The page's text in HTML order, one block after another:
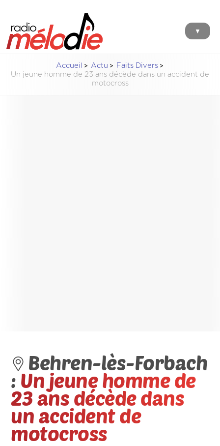
▼
Accueil Actu
Faits Divers
Un jeune homme de 23 ans décède dans un accident de
motocross
Behren-lès-Forbach
: Un jeune homme de
23 ans décède dans
un accident de
motocross